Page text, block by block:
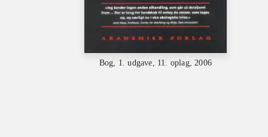
Bog, 1. udgave, 11. oplag, 2006